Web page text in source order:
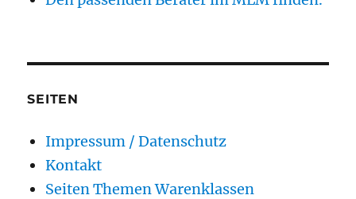
SEITEN
Impressum / Datenschutz
Kontakt
Seiten Themen Warenklassen